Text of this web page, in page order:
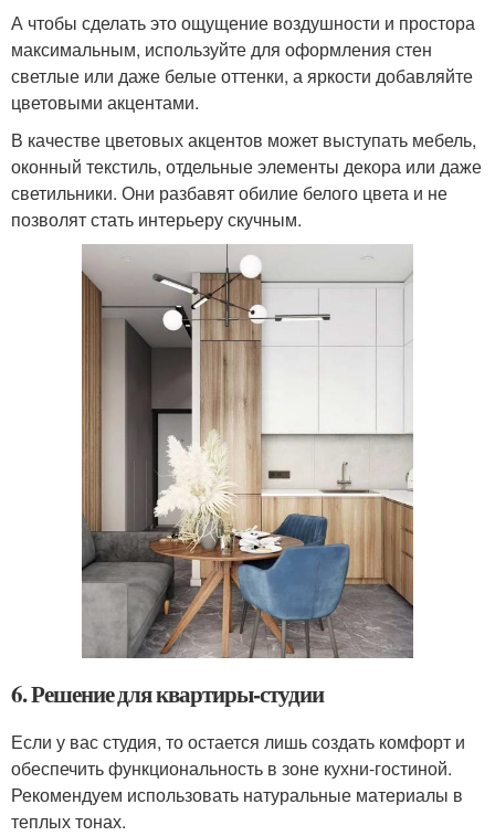
А чтобы сделать это ощущение воздушности и простора
максимальным, используйте для оформления стен
светлые или даже белые оттенки, а яркости добавляйте
цветовыми акцентами.
В качестве цветовых акцентов может выступать мебель,
оконный текстиль, отдельные элементы декора или даже
светильники. Они разбавят обилие белого цвета и не
позволят стать интерьеру скучным.
6. Решение для квартиры-студии
Если у вас студия, то остается лишь создать комфорт и
обеспечить функциональность в зоне кухни-гостиной.
Рекомендуем использовать натуральные материалы в
теплых тонах.